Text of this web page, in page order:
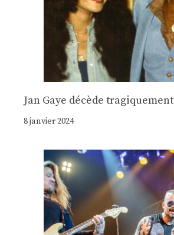
Jan Gaye décède tragiquement
8 janvier 2024